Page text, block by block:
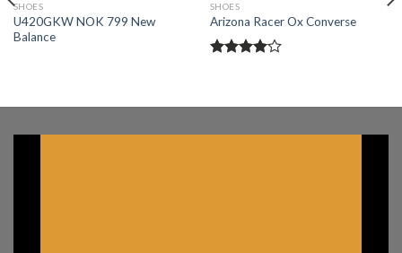
SHOES
U420GKW NOK 799 New
Balance
SHOES
Arizona Racer Ox Converse